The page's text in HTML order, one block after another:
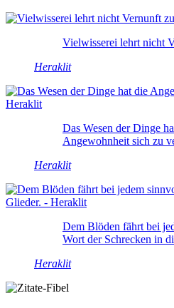
Vielwisserei lehrt nicht
Heraklit
Das Wesen der Dinge
Angewohnheit sich zu
Heraklit
Dem Blöden fährt bei
Wort der Schrecken in
Heraklit